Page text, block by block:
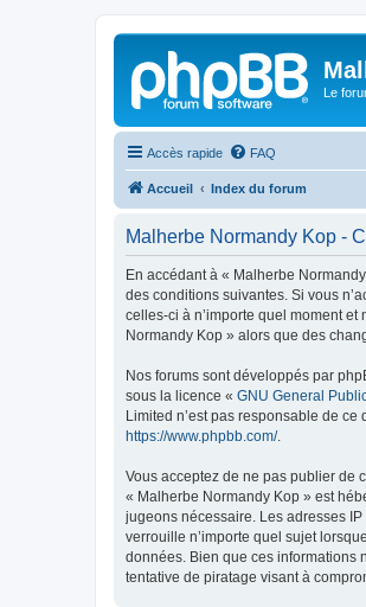
Le
Accès rapide FAQ
Accueil Index du forum
Malherbe Normandy Kop -
En accédant à « Malherbe
des conditions suivantes. Si vous
celles-ci à n’importe quel moment
Normandy Kop » alors que des
Nos forums sont développés par
sous la licence « GNU General
Limited n’est pas responsable de
https://www.phpbb.com/.
Vous acceptez de ne pas publier de
« Malherbe Normandy Kop » est
jugeons nécessaire. Les adresses
verrouille n’importe quel sujet
données. Bien que ces informations
tentative de piratage visant à